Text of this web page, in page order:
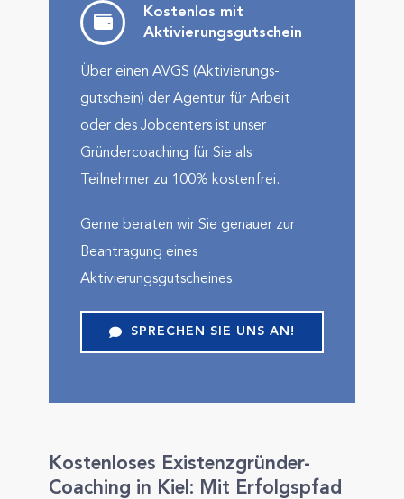
Kostenlos mit
Aktivierungs­gutschein
Über einen AVGS (Aktivierungs­
gutschein) der Agentur für Arbeit
oder des Jobcenters ist unser
Gründercoaching für Sie als
Teilnehmer zu 100% kostenfrei.
Gerne beraten wir Sie genauer zur
Beantragung eines
Aktivierungsgutscheines.
SPRECHEN SIE UNS AN!
Kostenloses Existenzgründer-
Coaching in Kiel: Mit Erfolgspfad